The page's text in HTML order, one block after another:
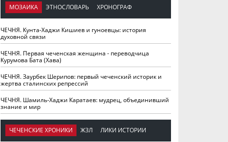
МОЗАИКА ЭТНОСЛОВАРЬ ХРОНОГРАФ
ЧЕЧНЯ. Кунта-Хаджи Кишиев и гуноевцы: история
духовной связи
ЧЕЧНЯ. Первая чеченская женщина - переводчица
Курумова Бата (Хава)
ЧЕЧНЯ. Заурбек Шерипов: первый чеченский историк и
жертва сталинских репрессий
ЧЕЧНЯ. Шамиль-Хаджи Каратаев: мудрец, объединивший
знание и мир
ЧЕЧЕНСКИЕ ХРОНИКИ ЖЗЛ ЛИКИ ИСТОРИИ